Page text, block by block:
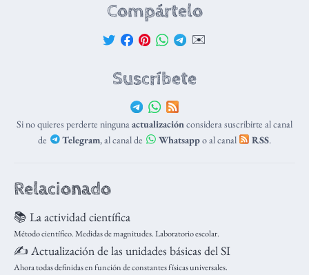
Compártelo
✉️
Suscríbete
Si no quieres perderte ninguna actualización considera suscribirte al canal
de
Telegram, al canal de Whatsappo al canal RSS.
Relacionado
📚 La actividad científica
Método científico. Medidas de magnitudes. Laboratorio escolar.
✍️ Actualización de las unidades básicas del SI
Ahora todas definidas en función de constantes físicas universales.